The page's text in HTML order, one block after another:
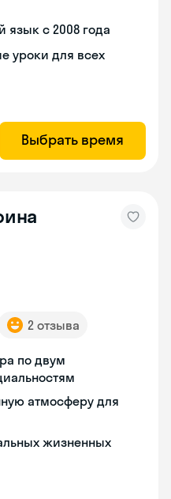
язык с 2008 года
уроки для всех
Выбрать время
2 отзыва
по двум
атмосферу для
жизненных